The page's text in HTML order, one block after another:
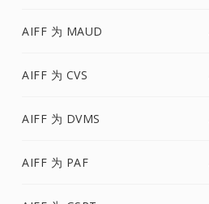
AIFF 为 MAUD
AIFF 为 CVS
AIFF 为 DVMS
AIFF 为 PAF